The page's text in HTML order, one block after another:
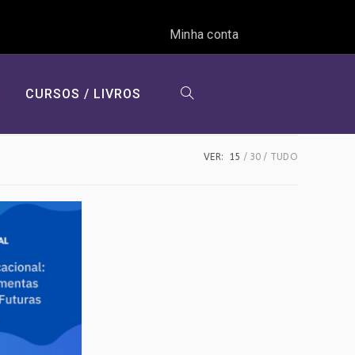
Minha conta
CURSOS / LIVROS ALTERNAR
VER: 15 30 TUDO